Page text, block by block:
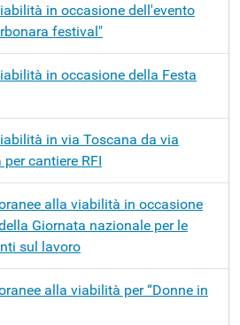
in occasione dell'evento
festival"
in occasione della Festa
in via Toscana da via
cantiere RFI
alla viabilità in occasione
Giornata nazionale per le
sul lavoro
alla viabilità per “Donne in